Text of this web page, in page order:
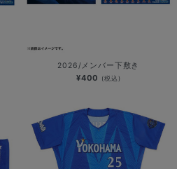
2026/メンバー下敷き
¥400 (税込)